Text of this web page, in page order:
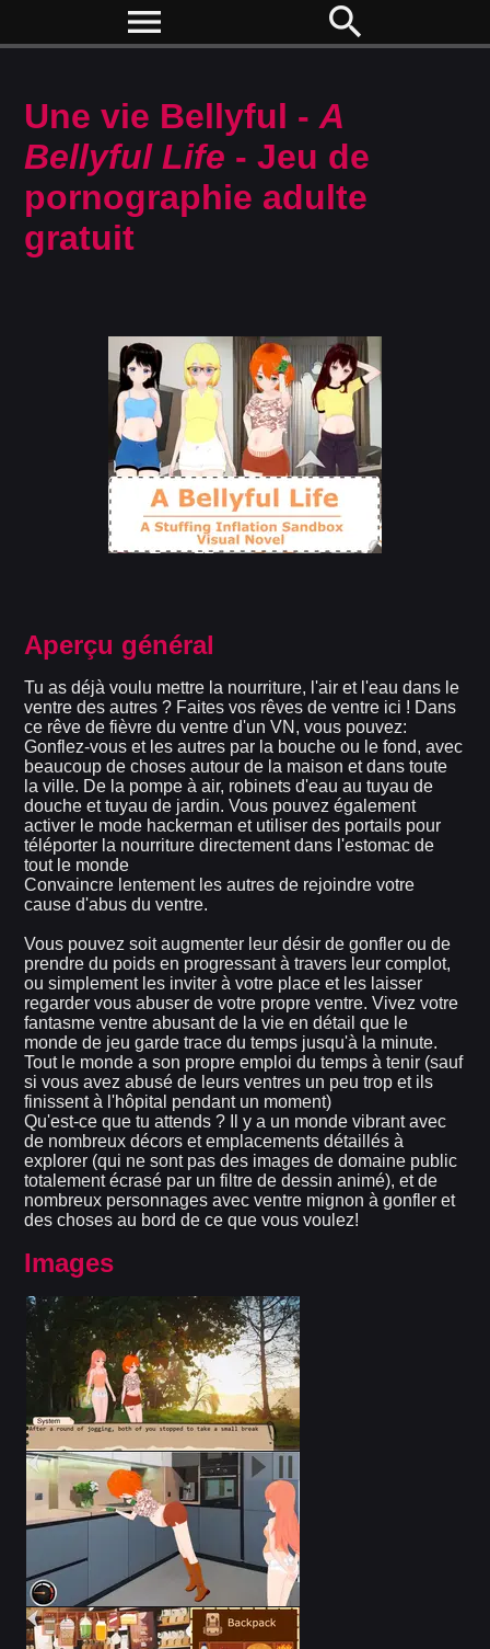
menu search
Une vie Bellyful -A
Bellyful Life - Jeu de
pornographie adulte
gratuit
Aperçu général
Tu as déjà voulu mettre la nourriture, l'air et l'eau dans le
ventre des autres ? Faites vos rêves de ventre ici ! Dans
ce rêve de fièvre du ventre d'un VN, vous pouvez:
Gonflez-vous et les autres par la bouche ou le fond, avec
beaucoup de choses autour de la maison et dans toute
la ville. De la pompe à air, robinets d'eau au tuyau de
douche et tuyau de jardin. Vous pouvez également
activer le mode hackerman et utiliser des portails pour
téléporter la nourriture directement dans l'estomac de
tout le monde
Convaincre lentement les autres de rejoindre votre
cause d'abus du ventre.
Vous pouvez soit augmenter leur désir de gonfler ou de
prendre du poids en progressant à travers leur complot,
ou simplement les inviter à votre place et les laisser
regarder vous abuser de votre propre ventre. Vivez votre
fantasme ventre abusant de la vie en détail que le
monde de jeu garde trace du temps jusqu'à la minute.
Tout le monde a son propre emploi du temps à tenir (sauf
si vous avez abusé de leurs ventres un peu trop et ils
finissent à l'hôpital pendant un moment)
Qu'est-ce que tu attends ? Il y a un monde vibrant avec
de nombreux décors et emplacements détaillés à
explorer (qui ne sont pas des images de domaine public
totalement écrasé par un filtre de dessin animé), et de
nombreux personnages avec ventre mignon à gonfler et
des choses au bord de ce que vous voulez!
Images